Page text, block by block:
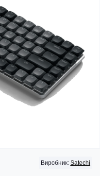
Виробник: Satechi